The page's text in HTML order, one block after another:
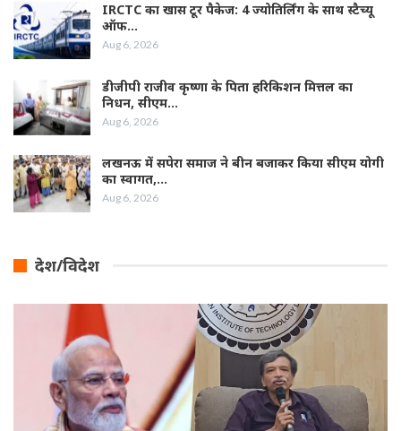
IRCTC का खास टूर पैकेज: 4 ज्योतिर्लिंग के साथ स्टैच्यू
ऑफ…
Aug 6, 2026
डीजीपी राजीव कृष्णा के पिता हरिकिशन मित्तल का
निधन, सीएम…
Aug 6, 2026
लखनऊ में सपेरा समाज ने बीन बजाकर किया सीएम योगी
का स्वागत,…
Aug 6, 2026
देश/विदेश